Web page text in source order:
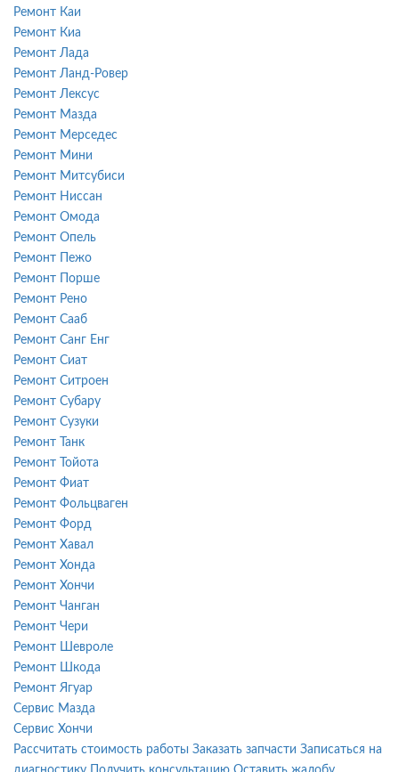
Ремонт Каи
Ремонт Киа
Ремонт Лада
Ремонт Ланд-Ровер
Ремонт Лексус
Ремонт Мазда
Ремонт Мерседес
Ремонт Мини
Ремонт Митсубиси
Ремонт Ниссан
Ремонт Омода
Ремонт Опель
Ремонт Пежо
Ремонт Порше
Ремонт Рено
Ремонт Сааб
Ремонт Санг Енг
Ремонт Сиат
Ремонт Ситроен
Ремонт Субару
Ремонт Сузуки
Ремонт Танк
Ремонт Тойота
Ремонт Фиат
Ремонт Фольцваген
Ремонт Форд
Ремонт Хавал
Ремонт Хонда
Ремонт Хончи
Ремонт Чанган
Ремонт Чери
Ремонт Шевроле
Ремонт Шкода
Ремонт Ягуар
Сервис Мазда
Сервис Хончи
Рассчитать стоимость работы Заказать запчасти Записаться на